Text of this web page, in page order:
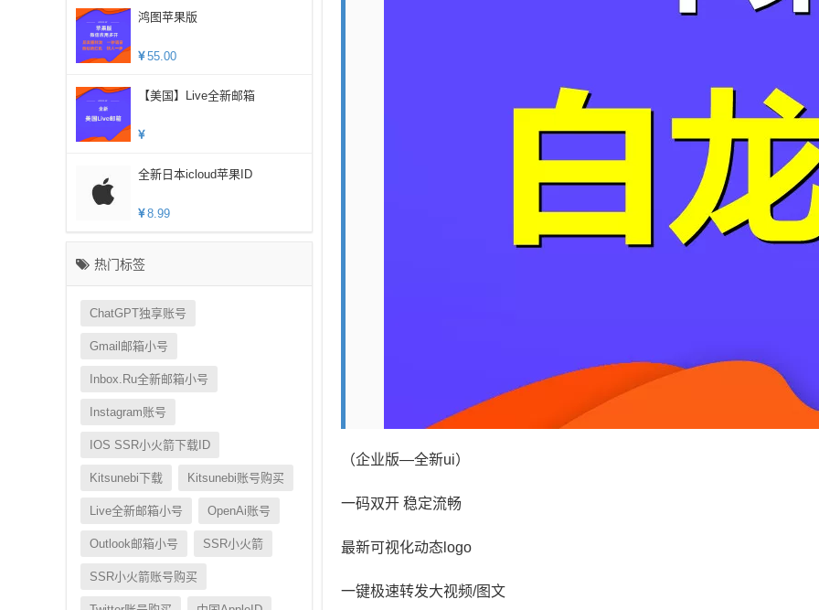
（企业版—全新ui）
一码双开 稳定流畅
最新可视化动态logo
一键极速转发大视频/图文
鸿图苹果版
55.00
【美国】Live全新邮箱
全新日本icloud苹果ID
8.99
热门标签
ChatGPT独享账号
Gmail邮箱小号
Inbox.ru全新邮箱小号
Instagram账号
IOS SSR小火箭下载ID
Kitsunebi下载 Kitsunebi账号购买
Live全新邮箱小号 OpenAi账号
Outlook邮箱小号 SSR小火箭
SSR小火箭账号购买